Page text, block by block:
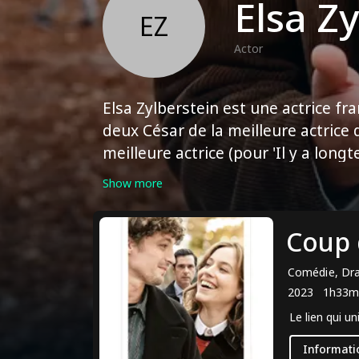
EZ Elsa
Actor
Elsa Zylberstein est une actrice
deux César de la meilleure
meilleure actrice (pour 'Il y a
performances polyvalentes dans
dans de nombreux films français
notables, on peut citer 'Jefferson à
travaillé avec des réalisateurs
principales de France.
Show more
Coup
Comédie,
2023
Le lien qui